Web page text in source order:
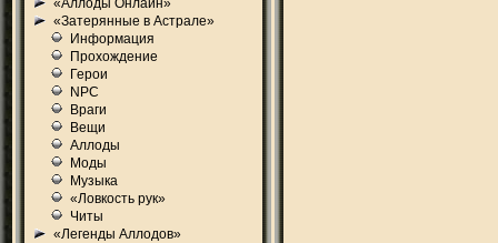
«Аллоды Онлайн»
«Затерянные в Астрале»
Информация
Прохождение
Герои
NPC
Враги
Вещи
Аллоды
Моды
Музыка
«Ловкость рук»
Читы
«Легенды Аллодов»